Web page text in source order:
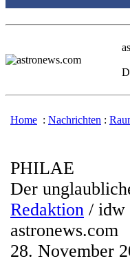
Home : Nachrichten :
PHILAE
Der
Redaktion / idw
astronews.com
28. November